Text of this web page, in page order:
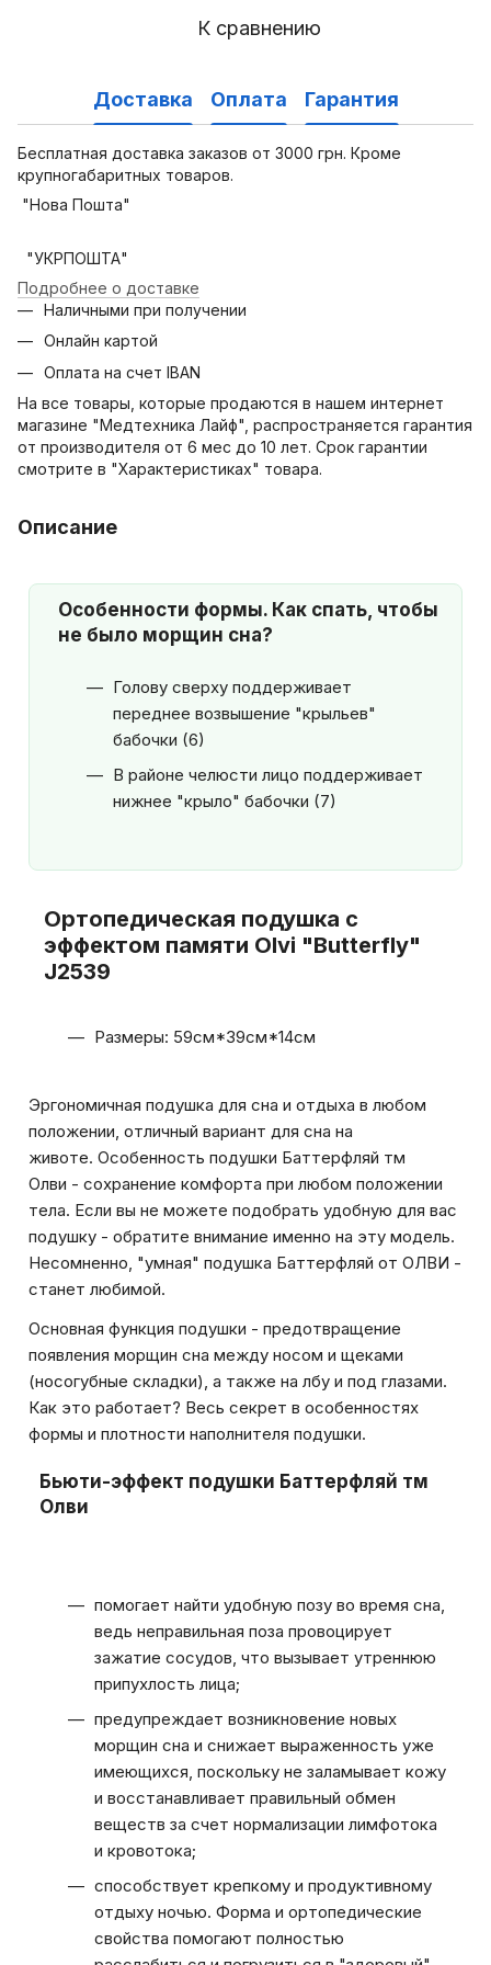
К сравнению
Доставка Оплата Гарантия
Бесплатная доставка заказов от 3000 грн. Кроме
крупногабаритных товаров.
"Нова Пошта"
"УКРПОШТА"
Подробнее о доставке
Наличными при получении
Онлайн картой
Оплата на счет IBAN
На все товары, которые продаются в нашем интернет
магазине "Медтехника Лайф", распространяется гарантия
от производителя от 6 мес до 10 лет. Срок гарантии
смотрите в "Характеристиках" товара.
Описание
Особенности формы. Как спать, чтобы
не было морщин сна?
Голову сверху поддерживает
переднее возвышение "крыльев"
бабочки (6)
В районе челюсти лицо поддерживает
нижнее "крыло" бабочки (7)
Ортопедическая подушка с
эффектом памяти Olvi "Butterfly"
J2539
Размеры: 59см*39см*14см
Эргономичная подушка для сна и отдыха в любом
положении, отличный вариант для сна на
животе. Особенность подушки Баттерфляй тм
Олви - сохранение комфорта при любом положении
тела. Если вы не можете подобрать удобную для вас
подушку - обратите внимание именно на эту модель.
Несомненно, "умная" подушка Баттерфляй от ОЛВИ -
станет любимой.
Оcновная функция подушки - предотвращение
появления морщин сна между носом и щеками
(носогубные складки), а также на лбу и под глазами.
Как это работает? Весь секрет в особенностях
формы и плотности наполнителя подушки.
Бьюти-эффект подушки Баттерфляй тм
Олви
помогает найти удобную позу во время сна,
ведь неправильная поза провоцирует
зажатие сосудов, что вызывает утреннюю
припухлость лица;
предупреждает возникновение новых
морщин сна и снижает выраженность уже
имеющихся, поскольку не заламывает кожу
и восстанавливает правильный обмен
веществ за счет нормализации лимфотока
и кровотока;
способствует крепкому и продуктивному
отдыху ночью. Форма и ортопедические
свойства помогают полностью